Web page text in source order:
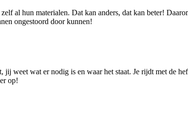
al hun materialen. Dat kan anders, dat kan beter!
ongestoord door kunnen!
weet wat er nodig is en waar het staat. Je rijdt met de
op!